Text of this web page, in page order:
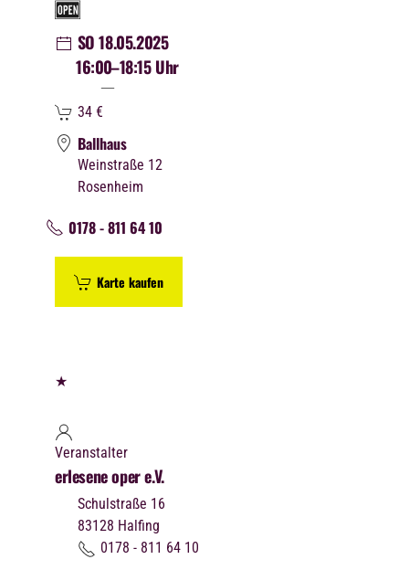
SO 18.05.2025
16:00–18:15 Uhr
34 €
Ballhaus
Weinstraße 12
Rosenheim
0178 - 811 64 10
Karte kaufen
★
Veranstalter
erlesene oper e.V.
Schulstraße 16
83128 Halfing
0178 - 811 64 10